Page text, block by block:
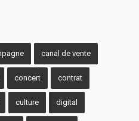
canal de vente
concert contrat
culture digital